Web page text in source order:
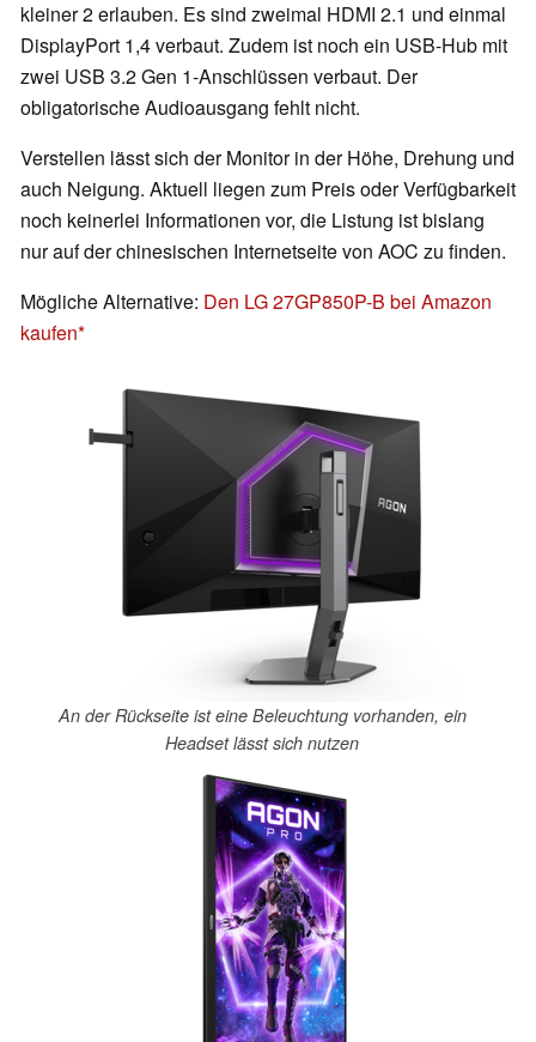
kleiner 2 erlauben. Es sind zweimal HDMI 2.1 und einmal
DisplayPort 1,4 verbaut. Zudem ist noch ein USB-Hub mit
zwei USB 3.2 Gen 1-Anschlüssen verbaut. Der
obligatorische Audioausgang fehlt nicht.
Verstellen lässt sich der Monitor in der Höhe, Drehung und
auch Neigung. Aktuell liegen zum Preis oder Verfügbarkeit
noch keinerlei Informationen vor, die Listung ist bislang
nur auf der chinesischen Internetseite von AOC zu finden.
Mögliche Alternative: Den LG 27GP850P-B bei Amazon
kaufen
An der Rückseite ist eine Beleuchtung vorhanden, ein
Headset lässt sich nutzen